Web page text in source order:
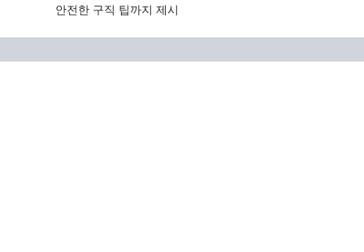
안전한 구직 팁까지 제시